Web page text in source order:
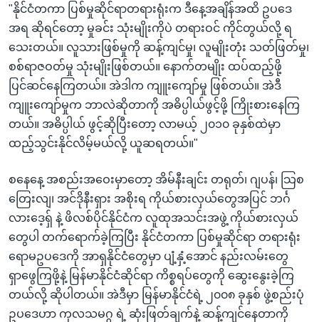
"နိုင်ငံတကာ ပြစ်မှုဆိုင်ရာတရားရုံးက ဒီနေ့အချိန်အထိ ဥပဒေ
အရ ဆိုရင်တော့ မှုခင်း သုံးမျိုးကိုပဲ တရားဝင် ကိုင်တွယ်လို့ ရ
သေးတယ်။ လူသားဖြစ်မှုကို ဆန့်ကျင်မှု၊ လူမျိုးတုံး သတ်ဖြတ်မှု၊
စစ်ရာဇဝတ်မှု သုံးမျိုးဖြစ်တယ်။ နောက်တမျိုး ထပ်ထည့်ဖို့
ပြင်ဆင်နေကြတယ်။ အဲဒါက ကျူးကျော်မှု ဖြစ်တယ်။ အဲဒီ
ကျူးကျော်မှုက ဘာလဲဆိုတာကို အဓိပ္ပါယ်ဖွင့်ဖို့ ကြိုးစားနေကြ
တယ်။ အဓိပ္ပါယ် ဖွင့်ဆိုပြီးတော့ လာမယ့် ၂၀၁၀ ခုနှစ်ထဲမှာ
ထည့်သွင်းနိုင်လိမ့်မယ်လို့ ယူဆရတယ်။"
စနေနေ့ အစည်းအဝေးမှာတော့ အိမ်နီးချင်း တရုတ်၊ ဂျပန်၊ သြစ
တြေးလျ၊ အင်ဒိုနီးရှား အစိုးရ ကိုယ်စားလှယ်တွေအပြင် ဘင်္ဂ
လားဒေ့ရှ် နဲ့ ဖိလစ်ပိုင်နိုင်ငံက လူထုအသင်းအဖွဲ့ ကိုယ်စားလှယ်
တွေပါ တက်ရောက်ခဲ့ကြပြီး နိုင်ငံတကာ ပြစ်မှုဆိုင်ရာ တရားရုံး
ရောမဥပဒေကို အာရှနိုင်ငံတွေမှာ ပျံ့နှံ့အောင် နည်းလမ်းတွေ
ရှာဖွေကြဖို့နဲ့ မြန်မာနိုင်ငံဆိုင်ရာ ကိစ္စရပ်တွေကို ဆွေးနွေးခဲ့ကြ
တယ်လို့ ဆိုပါတယ်။ အဲဒီမှာ မြန်မာနိုင်ငံရဲ့ ၂၀၀၈ ခုနှစ် ဖွဲ့စည်းပုံ
ဥပဒေဟာ ကုလသမဂ္ဂ ရဲ့ ဆုံးဖြတ်ချက်နဲ့ ဆန့်ကျင်နေတာကို